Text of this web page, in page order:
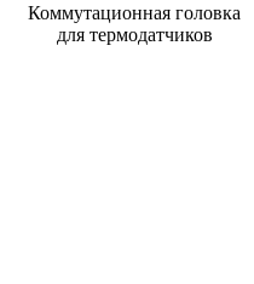
Коммутационная головка
для термодатчиков